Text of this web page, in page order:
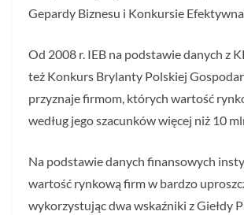
Gepardy Biznesu i Konkursie
Od 2008 r. IEB na podstawie danych z
też Konkurs Brylanty Polskiej
przyznaje firmom, których wartość
według jego szacunków więcej niż 10
Na podstawie danych finansowych
wartość rynkową firm w bardzo
wykorzystując dwa wskaźniki z Giełdy